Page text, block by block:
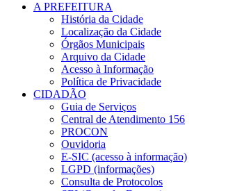
A PREFEITURA
História da Cidade
Localização da Cidade
Órgãos Municipais
Arquivo da Cidade
Acesso à Informação
Política de Privacidade
CIDADÃO
Guia de Serviços
Central de Atendimento 156
PROCON
Ouvidoria
E-SIC (acesso à informação)
LGPD (informações)
Consulta de Protocolos